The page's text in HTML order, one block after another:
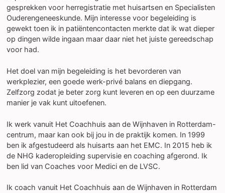
gesprekken voor herregistratie met huisartsen en Specialisten
Ouderengeneeskunde. Mijn interesse voor begeleiding is
gewekt toen ik in patiëntencontacten merkte dat ik wat dieper
op dingen wilde ingaan maar daar niet het juiste gereedschap
voor had.
Het doel van mijn begeleiding is het bevorderen van
werkplezier, een goede werk-privé balans en diepgang.
Zelfzorg zodat je beter zorg kunt leveren en op een duurzame
manier je vak kunt uitoefenen.
Ik werk vanuit Het Coachhuis aan de Wijnhaven in Rotterdam-
centrum, maar kan ook bij jou in de praktijk komen. In 1999
ben ik afgestudeerd als huisarts aan het EMC. In 2015 heb ik
de NHG kaderopleiding supervisie en coaching afgerond. Ik
ben lid van Coaches voor Medici en de LVSC.
Ik coach vanuit Het Coachhuis aan de Wijnhaven in Rotterdam